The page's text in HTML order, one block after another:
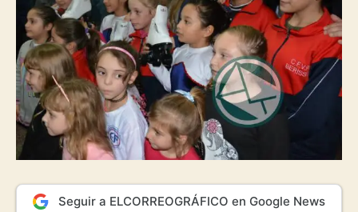
Seguir a ELCORREOGRÁFICO en Google News